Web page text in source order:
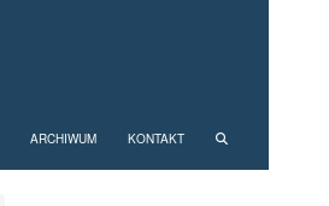
ARCHIWUM KONTAKT